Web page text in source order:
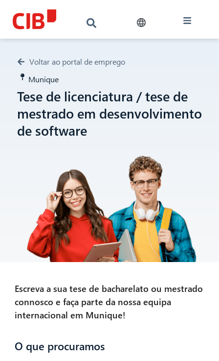
Voltar ao portal de emprego
Munique
Tese de licenciatura / tese de
mestrado em desenvolvimento
de software
Escreva a sua tese de bacharelato ou mestrado
connosco e faça parte da nossa equipa
internacional em Munique!
O que procuramos